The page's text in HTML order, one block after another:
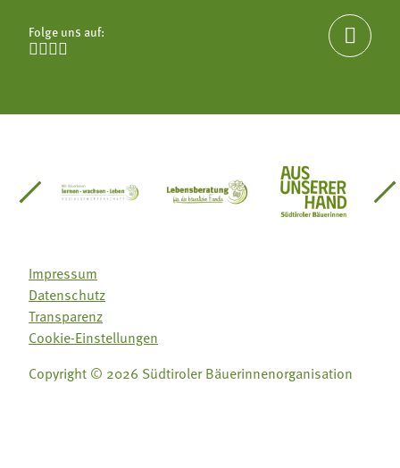
Folge uns auf:


Südtirol
Gärtnervereinigung
Sozialgenossenschaft Mit Bäuerinnen lernen -
Lebensberatung für dieAus unserer
Impressum
Datenschutz
Transparenz
Cookie-Einstellungen
Copyright © 2026 Südtiroler Bäuerinnenorganisation